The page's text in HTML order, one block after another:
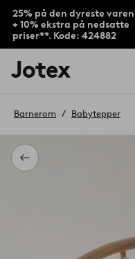
25% på den dyreste
+ 10% ekstra på nedsatte
priser**. Kode: 424882
Jotex’
logo
til
Tilbake
Barnerom Babytepper